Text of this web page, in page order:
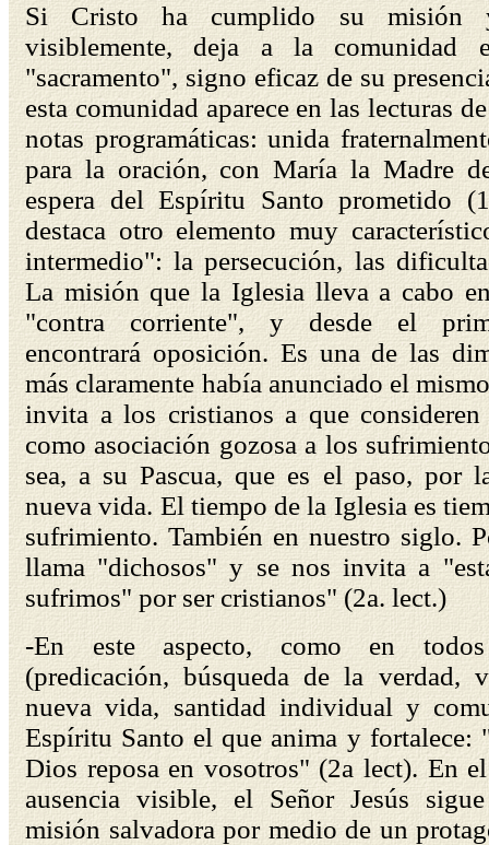
Si Cristo ha cumplido su misión y
visiblemente, deja a la comunidad
"sacramento", signo eficaz de su
esta comunidad aparece en las lecturas
notas programáticas: unida
para la oración, con María la Madre
espera del Espíritu Santo prometido
destaca otro elemento muy
intermedio": la persecución, las
La misión que la Iglesia lleva a cabo
"contra corriente", y desde el
encontrará oposición. Es una de las
más claramente había anunciado el
invita a los cristianos a que consideren
como asociación gozosa a los
sea, a su Pascua, que es el paso, por
nueva vida. El tiempo de la Iglesia es
sufrimiento. También en nuestro siglo.
llama "dichosos" y se nos invita a
sufrimos" por ser cristianos" (2a. lect.)
-En este aspecto, como en
(predicación, búsqueda de la verdad,
nueva vida, santidad individual y
Espíritu Santo el que anima y fortalece:
Dios reposa en vosotros" (2a lect). En
ausencia visible, el Señor Jesús
misión salvadora por medio de un